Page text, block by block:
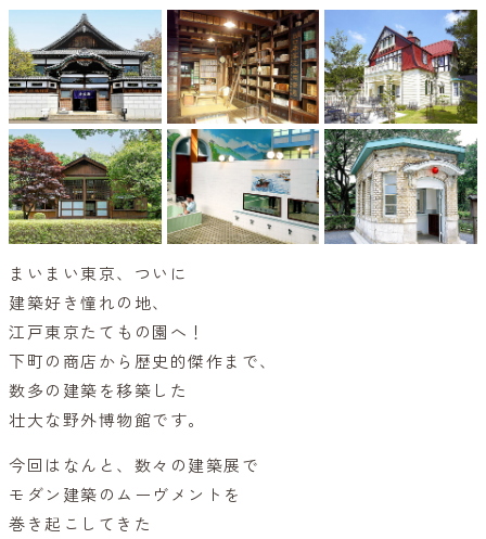
まいまい東京、ついに
建築好き憧れの地、
江戸東京たてもの園へ！
下町の商店から歴史的傑作まで、
数多の建築を移築した
壮大な野外博物館です。
今回はなんと、数々の建築展で
モダン建築のムーヴメントを
巻き起こしてきた